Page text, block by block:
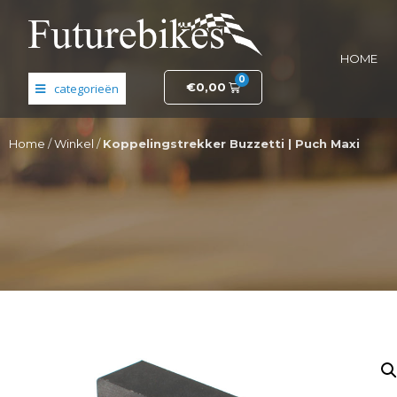
Opruiming
€0,00
0
HOME
Home /Winkel /Koppelingstrekker Buzzetti | Puch Maxi